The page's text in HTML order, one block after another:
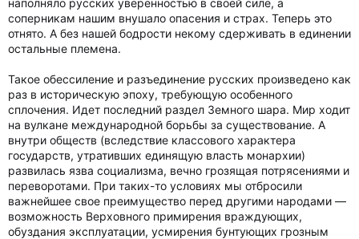
наполняло русских уверенностью в своей силе, а
соперникам нашим внушало опасения и страх. Теперь это
отнято. А без нашей бодрости некому сдерживать в единении
остальные племена.
Такое обессиление и разъединение русских произведено как
раз в историческую эпоху, требующую особенного
сплочения. Идет последний раздел Земного шара. Мир ходит
на вулкане международной борьбы за существование. А
внутри обществ (вследствие классового характера
государств, утративших единящую власть монархии)
развилась язва социализма, вечно грозящая потрясениями и
переворотами. При таких-то условиях мы отбросили
важнейшее свое преимущество перед другими народами —
возможность Верховного примирения враждующих,
обуздания эксплуатации, усмирения бунтующих грозным